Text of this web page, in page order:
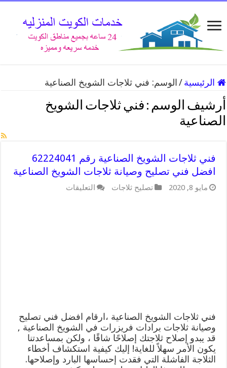
الرئيسية / الوسم: فني ثلاجات الشويخ الصناعية
أرشيف الوسم : فني ثلاجات الشويخ
الصناعية
فني ثلاجات الشويخ الصناعية رقم 62224041
افضل فني تصليح وصيانة ثلاجات الشويخ الصناعية
مايو 8, 2020 تصليح ثلاجات التعليقات
مغلقة
فني ثلاجات الشويخ الصناعية ،ارقام افضل فني تصليح
وصيانة ثلاجات برادات فريزرات في الشويخ الصناعية ,
قد يبدو إصلاح ثلاجتك إصلاحًا شاقًا ، ولكن بمساعدتنا
يكون الأمر سهلاً للغاية! إليك كيفية استكشاف أخطاء
الثلاجة الفاشلة التي فقدت إحساسها البارد وإصلاحها.